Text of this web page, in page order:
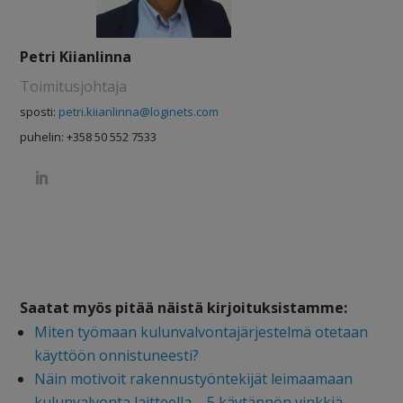
Petri Kiianlinna
Toimitusjohtaja
sposti: petri.kiianlinna@loginets.com
puhelin: +358 50 552 7533
Saatat myös pitää näistä kirjoituksistamme:
Miten työmaan kulunvalvontajärjestelmä otetaan
käyttöön onnistuneesti?
Näin motivoit rakennustyöntekijät leimaamaan